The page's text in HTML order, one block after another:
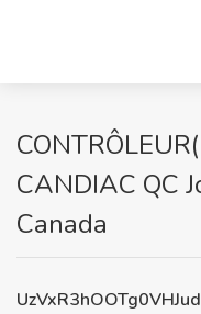
CANDIAC QC
Canada